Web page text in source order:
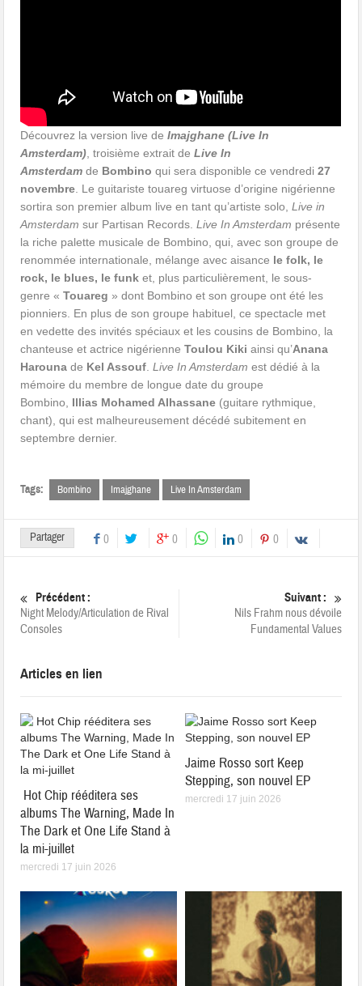
Découvrez la version live de Imajghane (Live In
Amsterdam) , troisième extrait de Live In
Amsterdam de Bombino qui sera disponible ce vendredi27
novembre . Le guitariste touareg virtuose d’origine nigérienne
sortira son premier album live en tant qu’artiste solo,Live in
Amsterdam sur Partisan Records. Live In Amsterdam présente
la riche palette musicale de Bombino, qui, avec son groupe de
renommée internationale, mélange avec aisance le folk, le
rock, le blues, le funk et, plus particulièrement, le sous-
genre «Touareg » dont Bombino et son groupe ont été les
pionniers. En plus de son groupe habituel, ce spectacle met
en vedette des invités spéciaux et les cousins de Bombino, la
chanteuse et actrice nigérienneToulou Kiki ainsi qu’Anana
Harouna de Kel Assouf .Live In Amsterdam est dédié à la
mémoire du membre de longue date du groupe
Bombino, Illias Mohamed Alhassane (guitare rythmique,
chant), qui est malheureusement décédé subitement en
septembre dernier.
Tags: Bombino Imajghane Live In Amsterdam
Partager 0 0 0 0
Précédent :
Night Melody/Articulation de Rival
Consoles
Suivant :
Nils Frahm nous dévoile
Fundamental Values
Articles en lien
Hot Chip rééditera ses
albums The Warning, Made In
The Dark et One Life Stand à
la mi-juillet
mercredi 17 juin 2026
Jaime Rosso sort Keep
Stepping, son nouvel EP
mercredi 17 juin 2026